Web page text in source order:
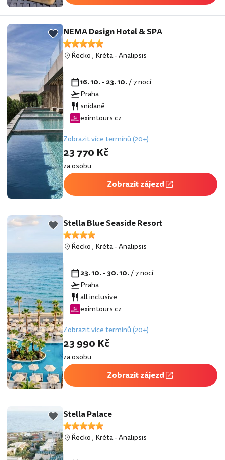
NEMA Design Hotel & SPA
Řecko, Kréta-Analipsis
16. 10. - 23. 10./ 7 nocí
Praha
snídaně
eximtours.cz
Zobrazit více termínů (20+)
23 770 Kč
za osobu
Zobrazit zájezd
Stella Blue Seaside Resort
Řecko, Kréta-Analipsis
23. 10. - 30. 10./ 7 nocí
Praha
all inclusive
eximtours.cz
Zobrazit více termínů (20+)
23 990 Kč
za osobu
Zobrazit zájezd
Stella Palace
Řecko, Kréta-Analipsis